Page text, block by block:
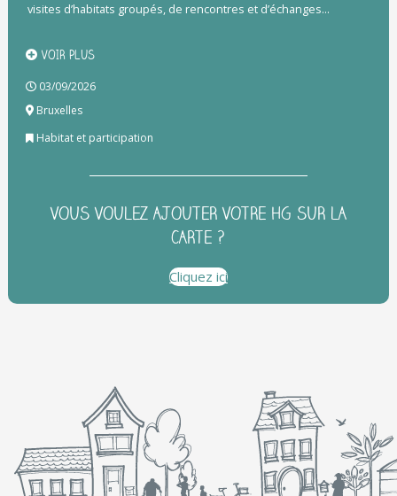
visites d’habitats groupés, de rencontres et d’échanges...
VOIR PLUS
03/09/2026
Bruxelles
Habitat et participation
VOUS VOULEZ AJOUTER VOTRE HG SUR LA
CARTE ?
Cliquez ici